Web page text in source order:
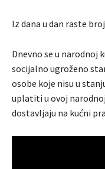
Iz dana u dan raste
Dnevno se u narodnoj
socijalno ugroženo
osobe koje nisu u
uplatiti u ovoj
dostavljaju na kućni